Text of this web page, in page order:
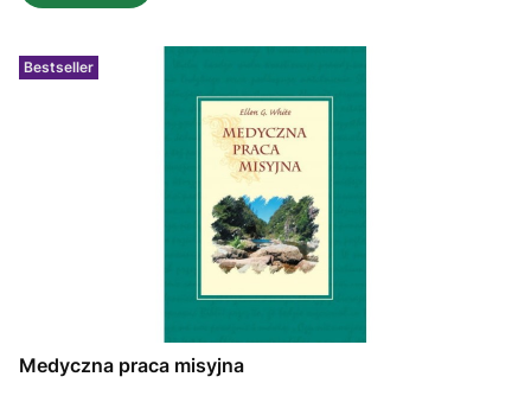
Bestseller
Medyczna praca misyjna